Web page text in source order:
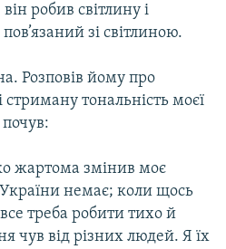
робив світлину і
зі світлиною.
Розповів йому про
тональність моєї
жартома змінив моє
немає; коли щось
треба робити тихо й
чув від різних людей. Я їх